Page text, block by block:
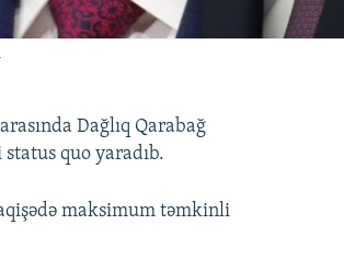
Dağlıq Qarabağ
quo yaradıb.
maksimum təmkinli